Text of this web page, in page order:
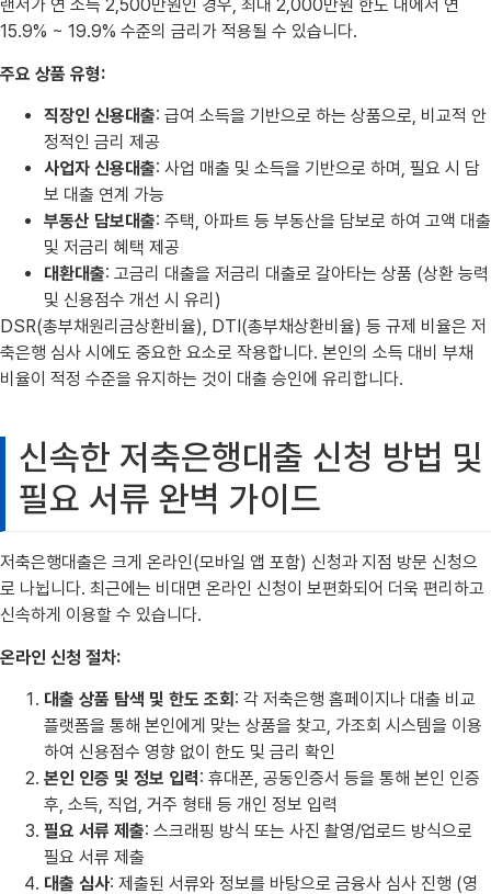
랜서가 연 소득 2,500만원인 경우, 최대 2,000만원 한도 내에서 연
15.9% ~ 19.9% 수준의 금리가 적용될 수 있습니다.
주요 상품 유형:
직장인 신용대출: 급여 소득을 기반으로 하는 상품으로, 비교적 안
정적인 금리 제공
사업자 신용대출: 사업 매출 및 소득을 기반으로 하며, 필요 시 담
보 대출 연계 가능
부동산 담보대출: 주택, 아파트 등 부동산을 담보로 하여 고액 대출
및 저금리 혜택 제공
대환대출: 고금리 대출을 저금리 대출로 갈아타는 상품 (상환 능력
및 신용점수 개선 시 유리)
DSR(총부채원리금상환비율), DTI(총부채상환비율) 등 규제 비율은 저
축은행 심사 시에도 중요한 요소로 작용합니다. 본인의 소득 대비 부채
비율이 적정 수준을 유지하는 것이 대출 승인에 유리합니다.
신속한 저축은행대출 신청 방법 및
필요 서류 완벽 가이드
저축은행대출은 크게 온라인(모바일 앱 포함) 신청과 지점 방문 신청으
로 나뉩니다. 최근에는 비대면 온라인 신청이 보편화되어 더욱 편리하고
신속하게 이용할 수 있습니다.
온라인 신청 절차:
대출 상품 탐색 및 한도 조회 : 각 저축은행 홈페이지나 대출 비교
플랫폼을 통해 본인에게 맞는 상품을 찾고, 가조회 시스템을 이용
하여 신용점수 영향 없이 한도 및 금리 확인
본인 인증 및 정보 입력: 휴대폰, 공동인증서 등을 통해 본인 인증
후, 소득, 직업, 거주 형태 등 개인 정보 입력
필요 서류 제출: 스크래핑 방식 또는 사진 촬영/업로드 방식으로
필요 서류 제출
대출 심사: 제출된 서류와 정보를 바탕으로 금융사 심사 진행 (영